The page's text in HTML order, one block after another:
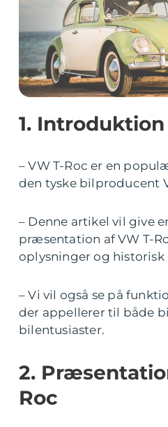
1. Introduktion
– VW T-Roc er en
den tyske bilproducent
– Denne artikel vil give
præsentation af VW T-
oplysninger og
– Vi vil også se på
der appellerer til både
bilentusiaster.
2.
Roc